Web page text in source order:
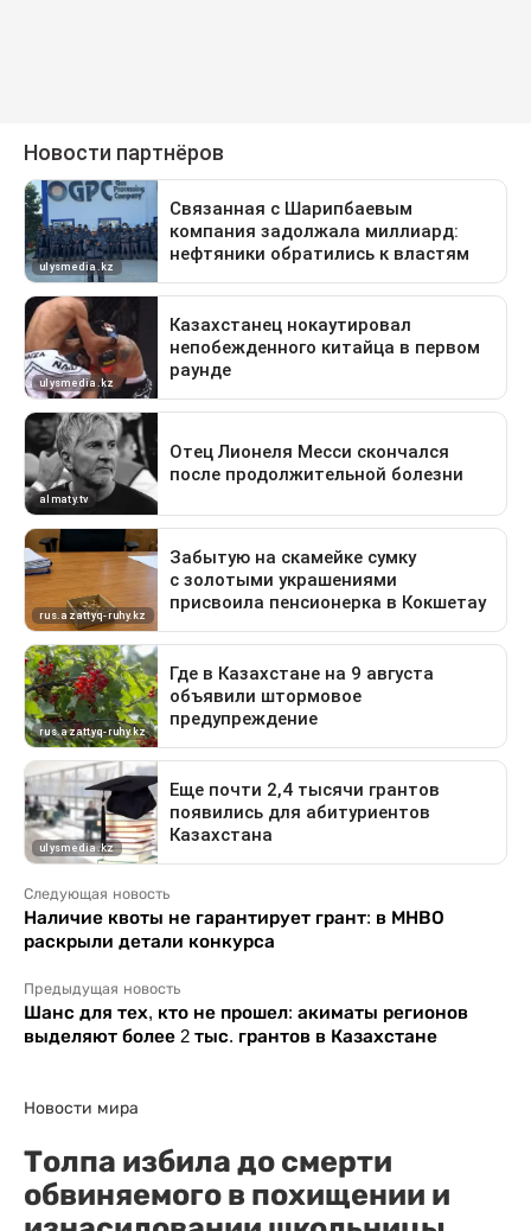
Следующая новость
Наличие квоты не гарантирует грант: в МНВО
раскрыли детали конкурса
Предыдущая новость
Шанс для тех, кто не прошел: акиматы регионов
выделяют более 2 тыс. грантов в Казахстане
Новости мира
Толпа избила до смерти
обвиняемого в похищении и